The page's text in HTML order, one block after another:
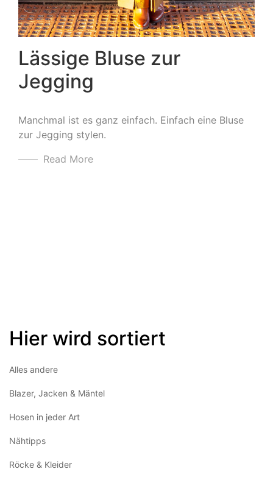
Lässige Bluse zur
Jegging
Manchmal ist es ganz einfach. Einfach eine Bluse
zur Jegging stylen.
Read More
Hier wird sortiert
Alles andere
Blazer, Jacken & Mäntel
Hosen in jeder Art
Nähtipps
Röcke & Kleider